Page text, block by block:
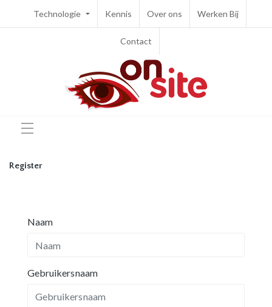
Technologie Kennis Over ons Werken Bij
Contact
Register
Naam
Gebruikersnaam